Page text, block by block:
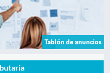
Tablón de anuncios